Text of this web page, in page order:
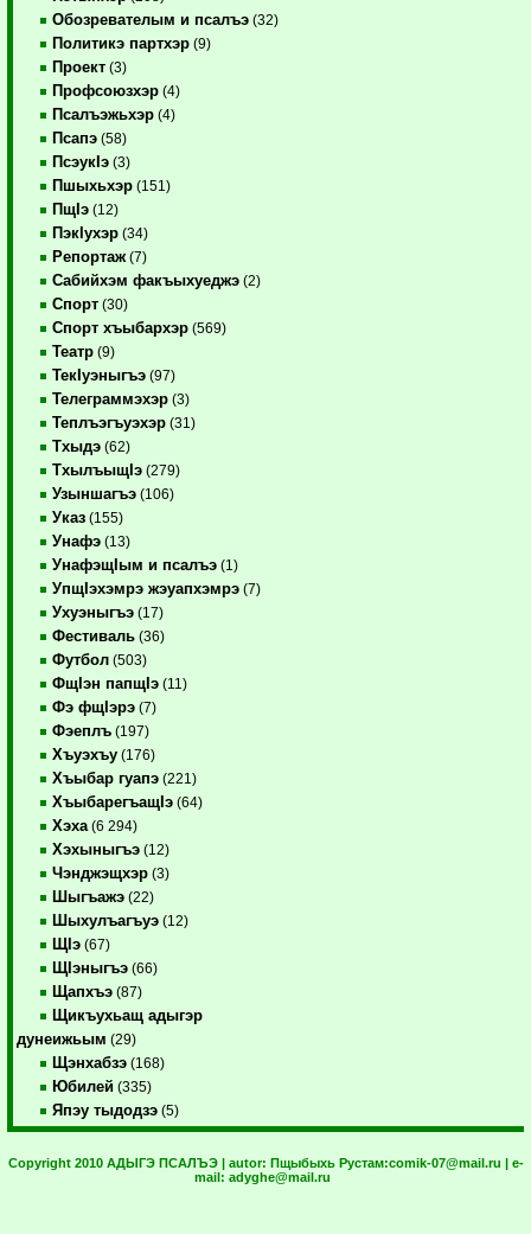
Обозревателым и псалъэ (32)
Политикэ партхэр (9)
Проект (3)
Профсоюзхэр (4)
Псалъэжьхэр (4)
Псапэ (58)
ПсэукIэ (3)
Пшыхьхэр (151)
ПщIэ (12)
ПэкIухэр (34)
Репортаж (7)
Сабийхэм факъыхуеджэ (2)
Спорт (30)
Спорт хъыбархэр (569)
Театр (9)
ТекIуэныгъэ (97)
Телеграммэхэр (3)
Теплъэгъуэхэр (31)
Тхыдэ (62)
ТхылъыщIэ (279)
Узыншагъэ (106)
Указ (155)
Унафэ (13)
УнафэщIым и псалъэ (1)
УпщIэхэмрэ жэуапхэмрэ (7)
Ухуэныгъэ (17)
Фестиваль (36)
Футбол (503)
ФщIэн папщIэ (11)
Фэ фщIэрэ (7)
Фэеплъ (197)
Хъуэхъу (176)
Хъыбар гуапэ (221)
ХъыбарегъащIэ (64)
Хэха (6 294)
Хэхыныгъэ (12)
Чэнджэщхэр (3)
Шыгъажэ (22)
Шыхулъагъуэ (12)
ЩIэ (67)
ЩIэныгъэ (66)
Щапхъэ (87)
Щикъухьащ адыгэр
дунеижьым (29)
Щэнхабзэ (168)
Юбилей (335)
Япэу тыдодзэ (5)
Copyright 2010 АДЫГЭ ПСАЛЪЭ | autor: Пщыбыхь Рустам:comik-07@mail.ru | e-
mail: adyghe@mail.ru